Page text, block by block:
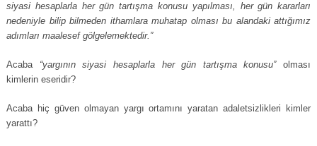
siyasi hesaplarla her gün tartışma konusu yapılması, her gün kararları
nedeniyle bilip bilmeden ithamlara muhatap olması bu alandaki attığımız
adımları maalesef gölgelemektedir.”
Acaba “yargının siyasi hesaplarla her gün tartışma konusu”olması
kimlerin eseridir?
Acaba hiç güven olmayan yargı ortamını yaratan adaletsizlikleri kimler
yarattı?